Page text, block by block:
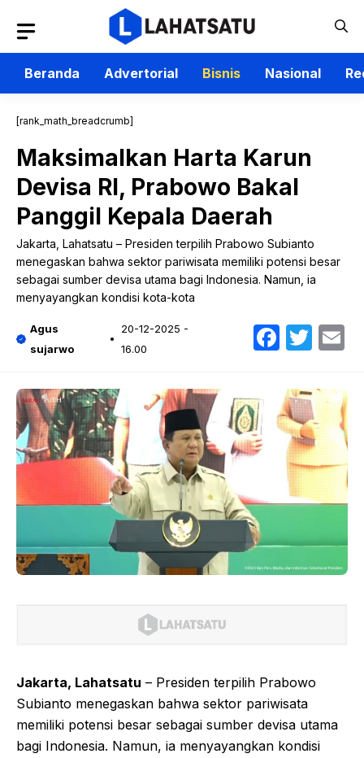
isi
Beranda
Advertorial Bisnis Nasional
[rank_math_breadcrumb]
Maksimalkan Harta Karun
Devisa RI, Prabowo Bakal
Panggil Kepala Daerah
Jakarta, Lahatsatu – Presiden terpilih Prabowo Subianto
menegaskan bahwa sektor pariwisata memiliki potensi besar
sebagai sumber devisa utama bagi Indonesia. Namun, ia
menyayangkan kondisi kota-kota
Agus
sujarwo
20-12-2025 -
16.00
Jakarta, Lahatsatu – Presiden terpilih Prabowo
Subianto menegaskan bahwa sektor pariwisata
memiliki potensi besar sebagai sumber devisa utama
bagi Indonesia. Namun, ia menyayangkan kondisi